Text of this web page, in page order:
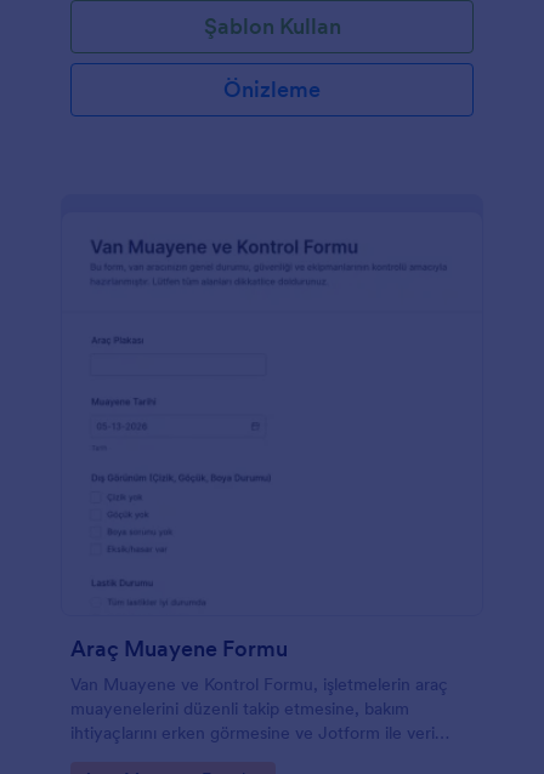
Şablon Kullan
Önizleme
Araç Muayene Formu
Van Muayene ve Kontrol Formu, işletmelerin araç
muayenelerini düzenli takip etmesine, bakım
ihtiyaçlarını erken görmesine ve Jotform ile veri